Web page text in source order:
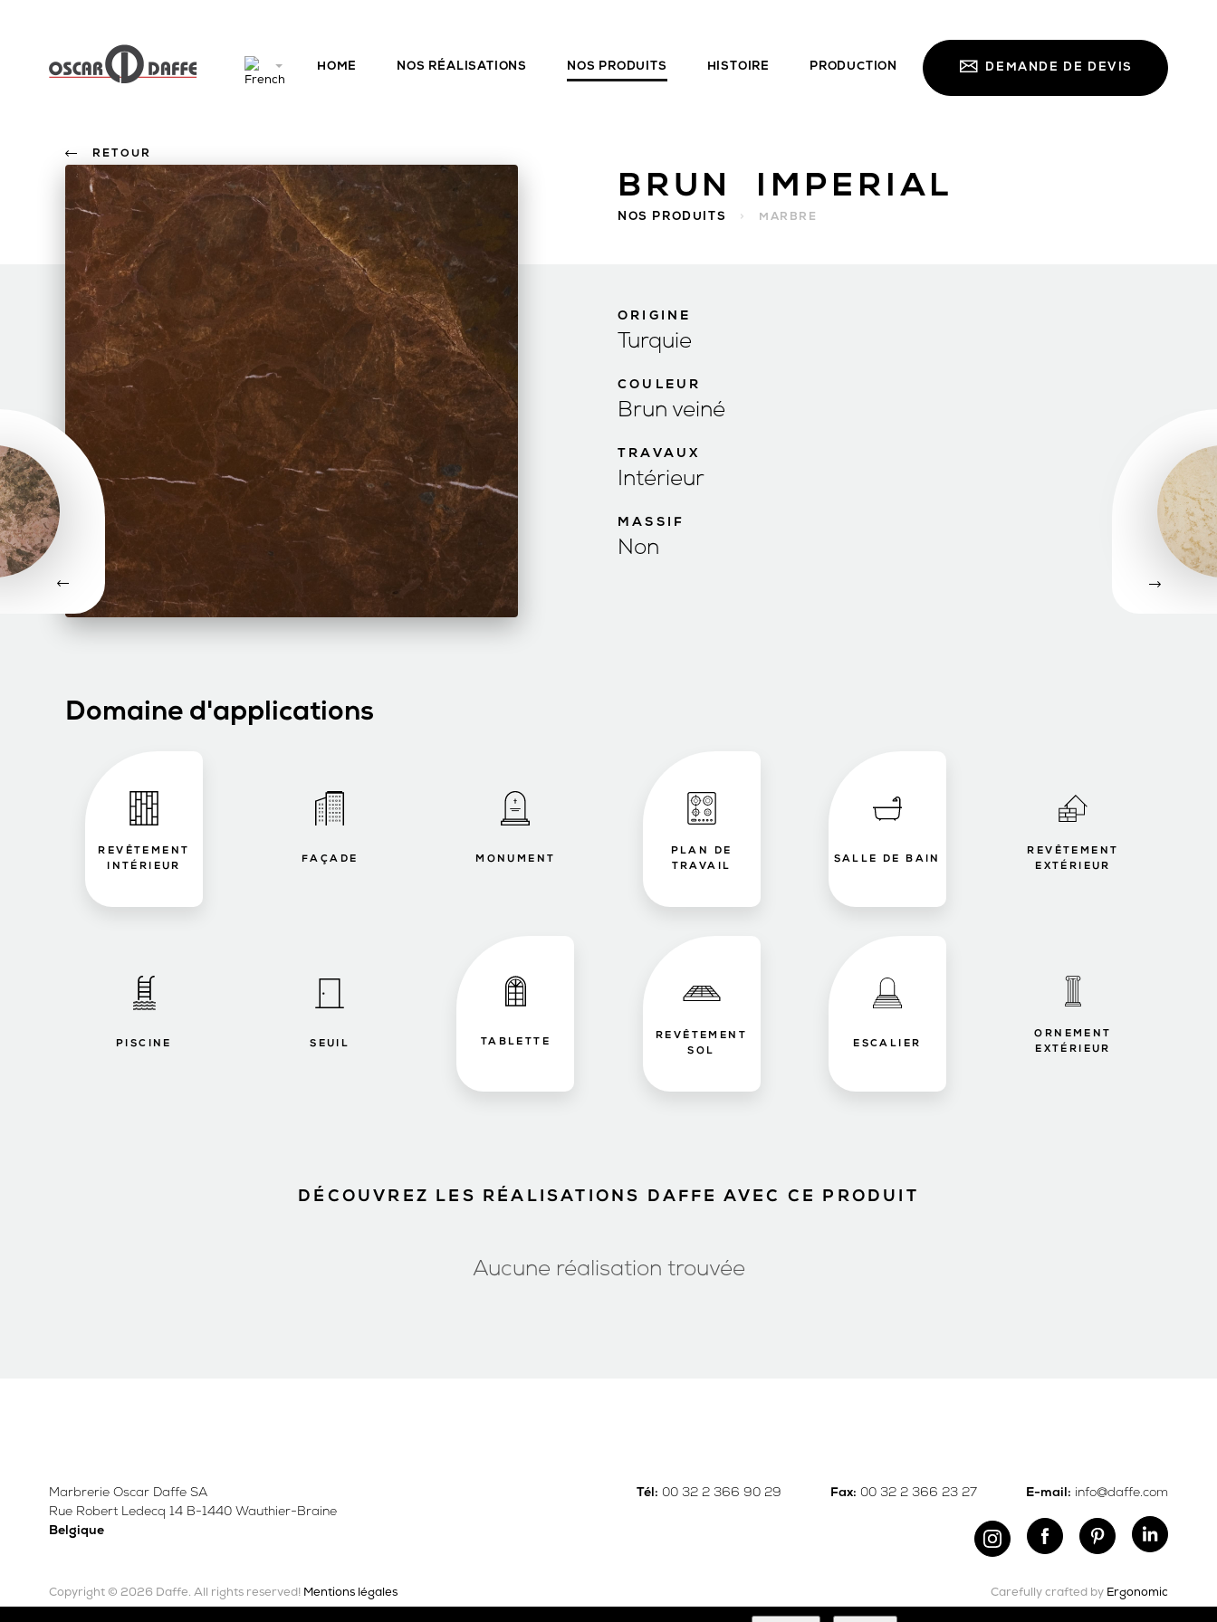
HOME NOS RÉALISATIONS NOS PRODUITS HISTOIRE PRODUCTION DEMANDE DE DEVIS
BRUN IMPERIAL
NOS PRODUITS > MARBRE
RETOUR
ORIGINE
Turquie
COULEUR
Brun veiné
TRAVAUX
Intérieur
MASSIF
Non
Domaine d'applications
REVÊTEMENT
INTÉRIEUR
FAÇADE MONUMENT
PLAN DE
TRAVAIL
SALLE DE BAIN
REVÊTEMENT
EXTÉRIEUR
PISCINE SEUIL TABLETTE
REVÊTEMENT
SOL
ESCALIER
ORNEMENT
EXTÉRIEUR
DÉCOUVREZ LES RÉALISATIONS DAFFE AVEC CE PRODUIT
Aucune réalisation trouvée
Marbrerie Oscar Daffe SA
Rue Robert Ledecq 14 B-1440 Wauthier-Braine
Belgique
Tél: 00 32 2 366 90 29 Fax: 00 32 2 366 23 27 E-mail: info@daffe.com
Copyright © 2026 Daffe. All rights reserved! Mentions légales Carefully crafted by Ergonomic